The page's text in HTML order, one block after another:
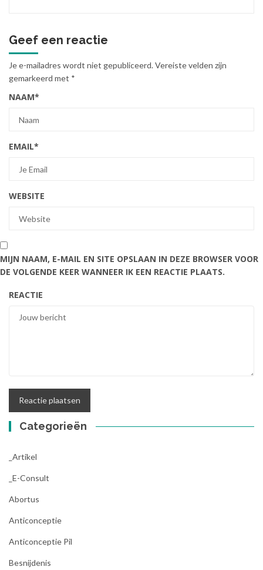
Geef een reactie
Je e-mailadres wordt niet gepubliceerd.Vereiste velden zijn
gemarkeerd met *
NAAM*
EMAIL*
WEBSITE
MIJN NAAM, E-MAIL EN SITE OPSLAAN IN DEZE BROWSER VOOR
DE VOLGENDE KEER WANNEER IK EEN REACTIE PLAATS.
REACTIE
Categorieën
_Artikel
_E-Consult
Abortus
Anticonceptie
Anticonceptie Pil
Besnijdenis